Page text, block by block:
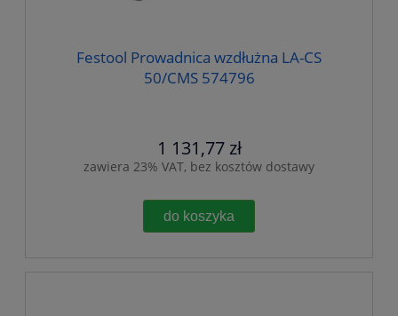
Festool Prowadnica wzdłużna LA-CS
50/CMS 574796
1 131,77 zł
zawiera 23% VAT, bez kosztów dostawy
do koszyka